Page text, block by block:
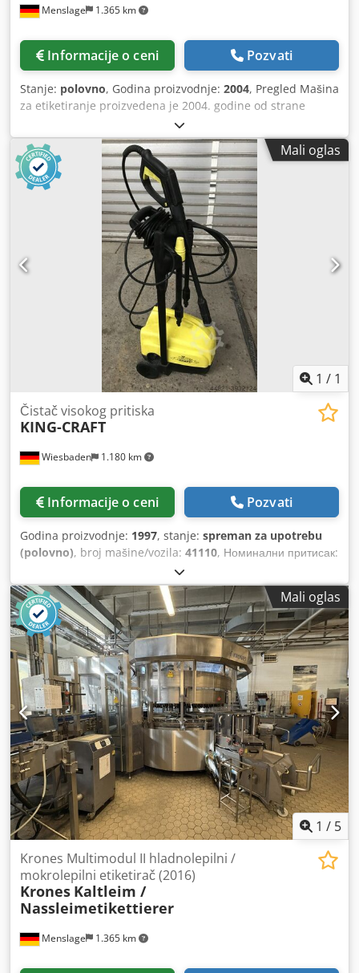
Vrući lepak za vratnu etiketu (zatvaranje/originalnost) -
jedinica za vrući lepak u isporuci Dimenzije: - Dubina:
4.300 mm - Širina: 3.300 mm Napajanje: 400 V / 230 V, 3~ /
Dokumentacija za rezervne delove dostupna Stanje:
Polovno, demontirano i uskladišteno
Menslage 1.365 km
Informacije o ceni Pozvati
Stanje: polovno, Godina proizvodnje: 2004, Pregled Mašina
za etiketiranje proizvedena je 2004. godine od strane
nemačkog proizvođača Krones. Mašina je redovno
servisirana i još uvek je instalirana u jednoj liniji za
punjenje. Pošto kompanija za mineralnu vodu koja prodaje
mašinu više ne koristi kompletnu liniju za punjenje,
prodaje polovnu opremu koja je još uvek u dobrom stanju.
Crodpfx Alsxb A Ide Dof Tehničke specifikacije - Kapacitet:
16.000 - 20.000 flaša na sat - Formati: - 0,25 l Vichy flaša -
0,5 l set 1 - 0,5 l set 2 - 0,5 l set 3 - 0,7 l GDB - 0,75 l set 1 -
Prečnik radnog kruga: 720 mm - Broj tanjira za flaše: 15 -
Broj etiketing stanica: 2 - Smer okretanja: suprotno od
kazaljke na satu - Pumpe za lepak uključene - Checkmat
kontrola etiketiranja za proveru prisustva etiketa - Uključen
datumski kodirajući uređaj - Valjak za lepak od nerđajućeg
čelika - Pravolinijski ulaz i izlaz flaša
Mali oglas
1 / 1
Wiesbaden 1.180 km
Čistač visokog pritiska
KING-CRAFT
Informacije o ceni Pozvati
Godina proizvodnje: 1997, stanje: spreman za upotrebu
(polovno), broj mašine/vozila: 41110, Номинални притисак:
110 бара при постојећој количини испоруке: 6 л / мин
Максимални улазни притисак: 12 бара Електр. Прикључак:
230 В, 1.5 Crodpfxod D U T Ro Al Dsf
Mali oglas
1 / 5
Menslage 1.365 km
Krones Multimodul II hladnolepilni /
mokrolepilni etiketirač (2016)
Krones Kaltleim /
Nassleimetikettierer